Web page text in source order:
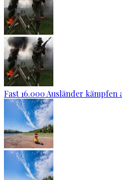
Fast 16.000 Ausländer kämpfen